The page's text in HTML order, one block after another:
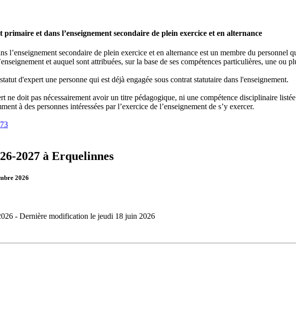
primaire et dans l’enseignement secondaire de plein exercice et en alternance
l’enseignement secondaire de plein exercice et en alternance est un membre du personnel
et auquel sont attribuées, sur la base de ses compétences particulières, une ou
d'expert une personne qui est déjà engagée sous contrat statutaire dans l'enseignement.
ne doit pas nécessairement avoir un titre pédagogique, ni une compétence disciplinaire
à des personnes intéressées par l’exercice de l’enseignement de s’y exercer.
2027 à Erquelinnes
2026
- Dernière modification le jeudi 18 juin 2026